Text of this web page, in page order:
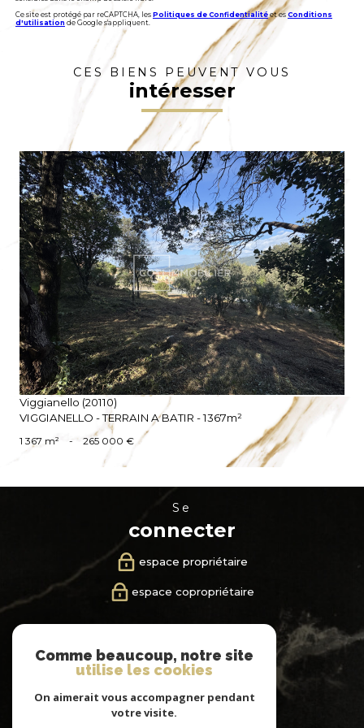
Ce site est protégé par reCAPTCHA, les Politiques de Confidentialité et es Conditions
d'utilisation de Google s'appliquent.
CES BIENS PEUVENT VOUS
intéresser
VOIR LE BIEN
Viggianello (20110)
VIGGIANELLO - TERRAIN A BATIR - 1367m²
1 367 m² - 265 000 €
se
connecter
espace propriétaire
espace copropriétaire
suivre
Comme beaucoup, notre site
utilise les cookies
On aimerait vous accompagner pendant
votre visite.